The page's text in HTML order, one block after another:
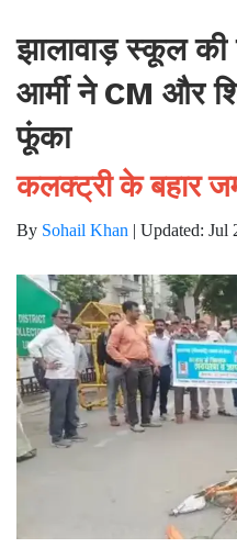
झालावाड़ स्कूल
आर्मी ने CM और
फूंका
कलक्ट्री के बहार
By Sohail Khan | Updated: Jul